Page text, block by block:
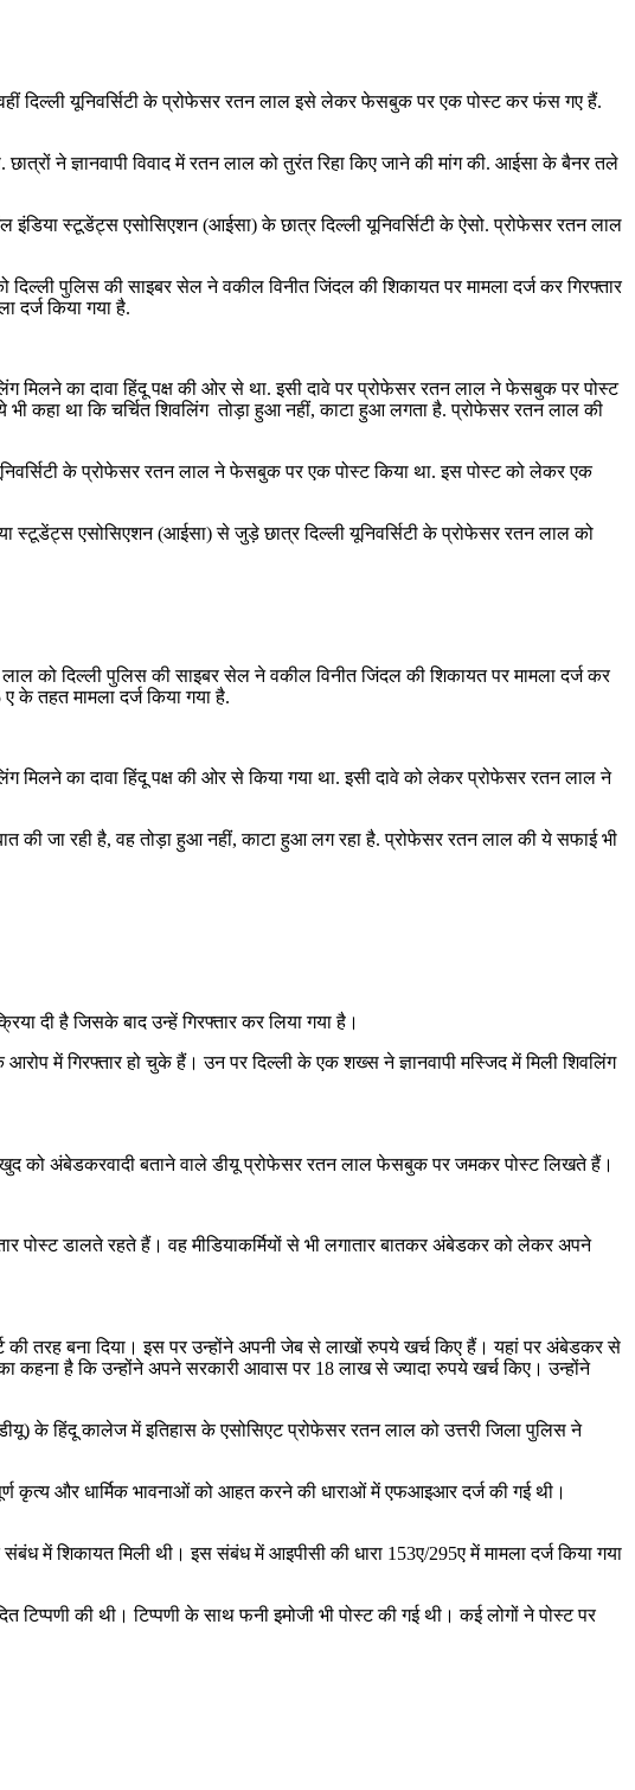
वहीं दिल्ली यूनिवर्सिटी के प्रोफेसर रतन लाल इसे लेकर फेसबुक पर एक पोस्ट कर फंस गए हैं.
ने ज्ञानवापी विवाद में रतन लाल को तुरंत रिहा किए जाने की मांग की. आईसा के बैनर तले
इंडिया स्टूडेंट्स एसोसिएशन (आईसा) के छात्र दिल्ली यूनिवर्सिटी के ऐसो. प्रोफेसर रतन लाल
पुलिस की साइबर सेल ने वकील विनीत जिंदल की शिकायत पर मामला दर्ज कर गिरफ्तार
दर्ज किया गया है.
मिलने का दावा हिंदू पक्ष की ओर से था. इसी दावे पर प्रोफेसर रतन लाल ने फेसबुक पर पोस्ट
कहा था कि चर्चित शिवलिंग तोड़ा हुआ नहीं, काटा हुआ लगता है. प्रोफेसर रतन लाल की
यूनिवर्सिटी के प्रोफेसर रतन लाल ने फेसबुक पर एक पोस्ट किया था. इस पोस्ट को लेकर एक
स्टूडेंट्स एसोसिएशन (आईसा) से जुड़े छात्र दिल्ली यूनिवर्सिटी के प्रोफेसर रतन लाल को
को दिल्ली पुलिस की साइबर सेल ने वकील विनीत जिंदल की शिकायत पर मामला दर्ज कर
के तहत मामला दर्ज किया गया है.
मिलने का दावा हिंदू पक्ष की ओर से किया गया था. इसी दावे को लेकर प्रोफेसर रतन लाल ने
की जा रही है, वह तोड़ा हुआ नहीं, काटा हुआ लग रहा है. प्रोफेसर रतन लाल की ये सफाई भी
दी है जिसके बाद उन्हें गिरफ्तार कर लिया गया है।
में गिरफ्तार हो चुके हैं। उन पर दिल्ली के एक शख्स ने ज्ञानवापी मस्जिद में मिली शिवलिंग
को अंबेडकरवादी बताने वाले डीयू प्रोफेसर रतन लाल फेसबुक पर जमकर पोस्ट लिखते हैं।
डालते रहते हैं। वह मीडियाकर्मियों से भी लगातार बातकर अंबेडकर को लेकर अपने
तरह बना दिया। इस पर उन्होंने अपनी जेब से लाखों रुपये खर्च किए हैं। यहां पर अंबेडकर से
है कि उन्होंने अपने सरकारी आवास पर 18 लाख से ज्यादा रुपये खर्च किए। उन्होंने
के हिंदू कालेज में इतिहास के एसोसिएट प्रोफेसर रतन लाल को उत्तरी जिला पुलिस ने
कृत्य और धार्मिक भावनाओं को आहत करने की धाराओं में एफआइआर दर्ज की गई थी।
में शिकायत मिली थी। इस संबंध में आइपीसी की धारा 153ए/295ए में मामला दर्ज किया गया
की थी। टिप्पणी के साथ फनी इमोजी भी पोस्ट की गई थी। कई लोगों ने पोस्ट पर